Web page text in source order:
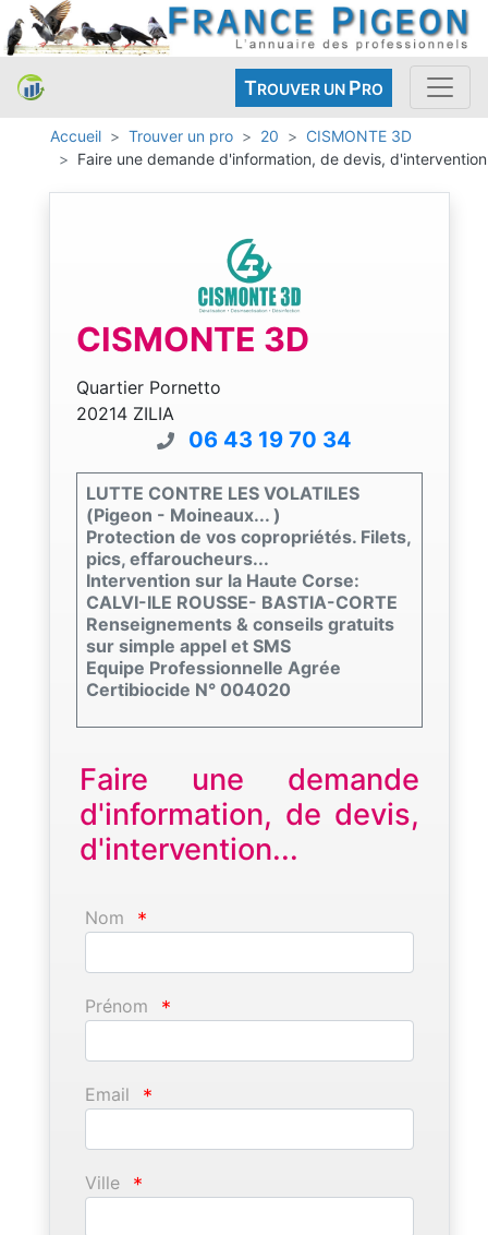
TROUVER UN PRO
Accueil Trouver un pro 20
CISMONTE 3D
Faire une demande d'information, de devis, d'intervention
CISMONTE 3D
Quartier Pornetto
20214 ZILIA
06 43 19 70 34
LUTTE CONTRE LES VOLATILES
(Pigeon - Moineaux... )
Protection de vos copropriétés. Filets,
pics, effaroucheurs...
Intervention sur la Haute Corse:
CALVI-ILE ROUSSE- BASTIA-CORTE
Renseignements & conseils gratuits
sur simple appel et SMS
Equipe Professionnelle Agrée
Certibiocide N° 004020
Faire une demande
d'information, de devis,
d'intervention...
Nom *
Prénom *
Email *
Ville *